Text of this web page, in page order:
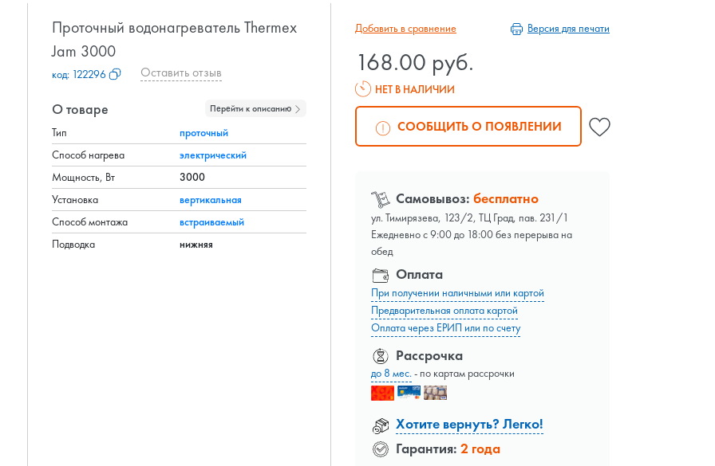
Проточный водонагреватель Thermex
Jam 3000
код: 122296 Оставить отзыв
О товаре Перейти к описанию
Тип
проточный
Способ нагрева
электрический
Мощность, Вт
3000
Установка
вертикальная
Способ монтажа
встраиваемый
Подводка
нижняя
Добавить в сравнение Версия для печати
168.00 руб.
НЕТ В НАЛИЧИИ
СООБЩИТЬ О ПОЯВЛЕНИИ
Самовывоз: бесплатно
ул. Тимирязева, 123/2, ТЦ Град, пав. 231/1
Ежедневно с 9:00 до 18:00 без перерыва на
обед
Оплата
При получении наличными или картой
Предварительная оплата картой
Оплата через ЕРИП или по счету
Рассрочка
до 8 мес.- по картам рассрочки
Хотите вернуть? Легко!
Гарантия: 2 года